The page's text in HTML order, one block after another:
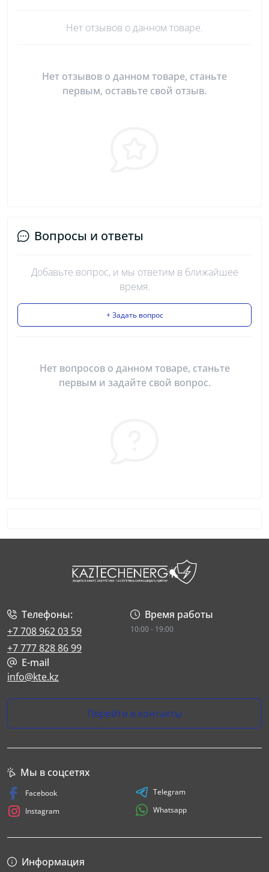
Нет отзывов о данном товаре.
Нет отзывов о данном товаре, станьте
первым, оставьте свой отзыв.
Вопросы и ответы
Добавьте вопрос, и мы ответим в ближайшее
время.
+ Задать вопрос
Нет вопросов о данном товаре, станьте
первым и задайте свой вопрос.
Телефоны:
+7 708 962 03 59
+7 777 828 86 99
Время работы
10:00 - 19:00
E-mail
info@kte.kz
Перейти в контакты
Информация
Мы в соцсетях
Facebook
Instagram
Telegram
Whatsapp